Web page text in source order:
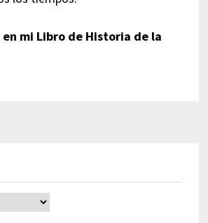
en mi Libro de Historia de la